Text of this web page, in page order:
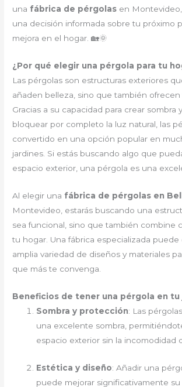
una fábrica de pérgolas en
una decisión informada sobre tu próximo
mejora en el hogar. 🏡🌞
¿Por qué elegir una pérgola para tu
Las pérgolas son estructuras exteriores
añaden belleza, sino que también ofrecen
Gracias a su capacidad para crear sombra
bloquear por completo la luz natural, las
convertido en una opción popular en
jardines. Si estás buscando algo que
espacio exterior, una pérgola es una
Al elegir una fábrica de pérgolas en
Montevideo, estarás buscando una
sea funcional, sino que también combine
tu hogar. Una fábrica especializada
amplia variedad de diseños y materiales
que más te convenga.
Beneficios de tener una pérgola en tu
Sombra y protección: Las
una excelente sombra,
espacio exterior sin la incomodidad
Estética y diseño: Añadir una
puede mejorar significativamente su